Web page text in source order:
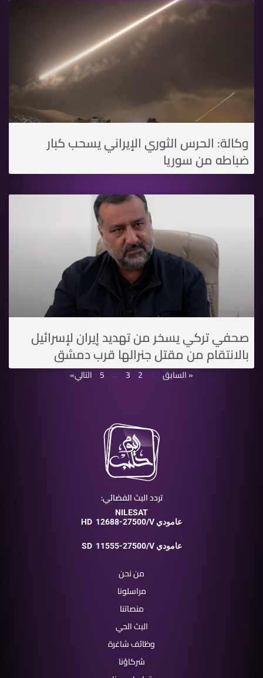
وكالة: الحرس الثوري الإيراني يسحب كبار
ضباطه من سوريا
صحفي تركي يسخر من تهديد إيران ﻹسرائيل
بالانتقام من مقتل جنرالها قرب دمشق
« السابق 1
2
3
…
5 التالي»
تردد البث الفضائي:
NILESAT
HD
12688-27500/V عامودي
SD 11555-27500/V عامودي
من نحن
مراسلونا
منصاتنا
البث الحي
وظائف شاغرة
شركاؤنا